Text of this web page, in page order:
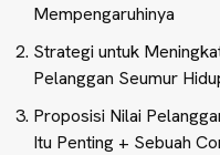
Mempengaruhinya
Strategi untuk
Pelanggan Seumur
Proposisi Nilai
Itu Penting + Sebuah